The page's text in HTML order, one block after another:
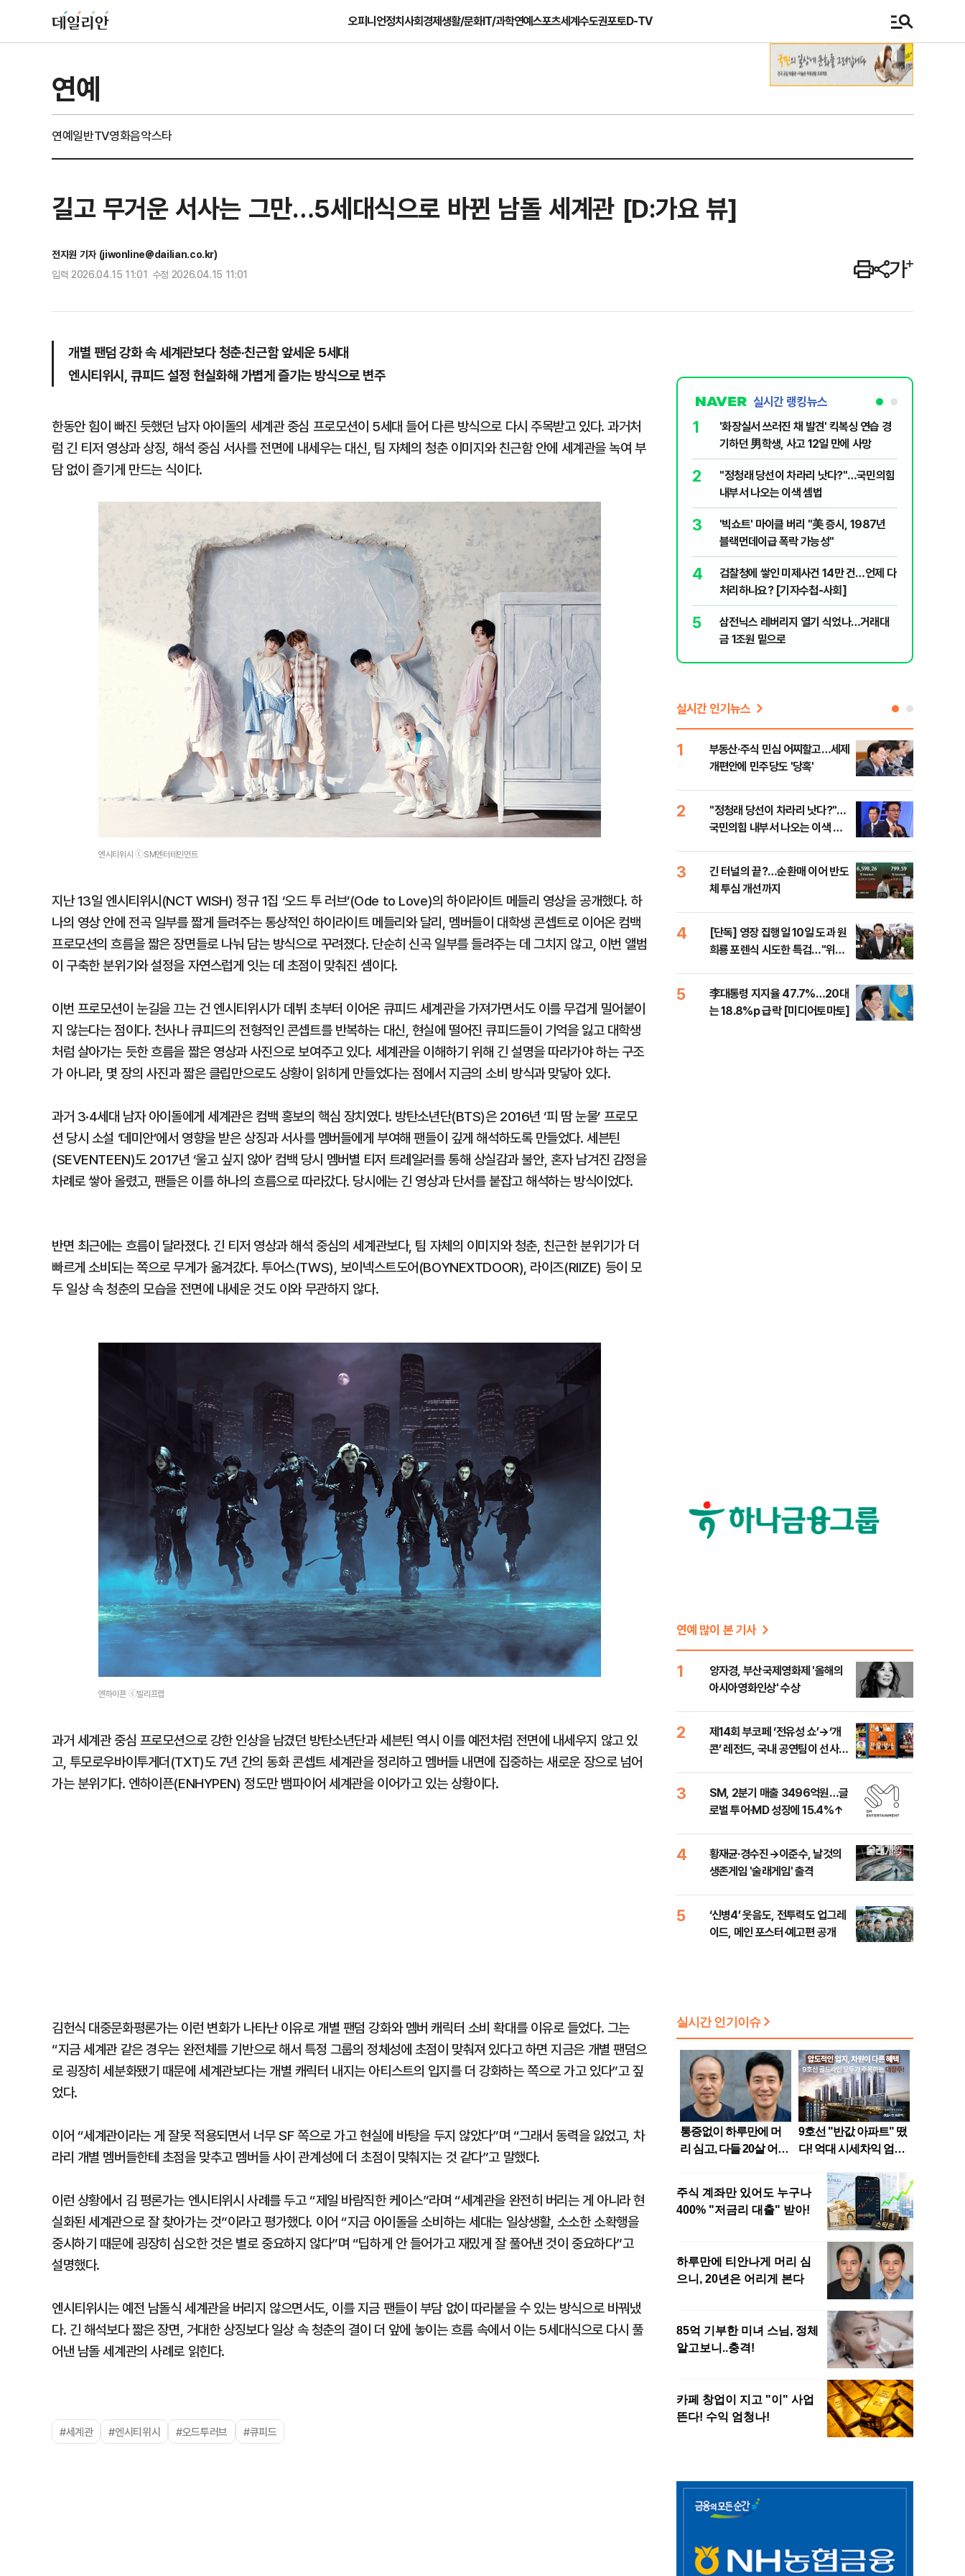
오피니언정치사회경제생활/문화IT/과학연예스포츠세계수도권포토D-TV
연예
연예일반TV영화음악스타
길고 무거운 서사는 그만…5세대식으로 바뀐 남돌 세계관 [D:가요 뷰]
전지원 기자 (jiwonline@dailian.co.kr)
입력 2026.04.15 11:01 수정 2026.04.15 11:01
개별 팬덤 강화 속 세계관보다 청춘·친근함 앞세운 5세대
엔시티위시, 큐피드 설정 현실화해 가볍게 즐기는 방식으로 변주
한동안 힘이 빠진 듯했던 남자 아이돌의 세계관 중심 프로모션이 5세대 들어 다른 방식으로 다시 주목받고 있다. 과거처
럼 긴 티저 영상과 상징, 해석 중심 서사를 전면에 내세우는 대신, 팀 자체의 청춘 이미지와 친근함 안에 세계관을 녹여 부
담 없이 즐기게 만드는 식이다.
엔시티위시 ⓒSM엔터테인먼트
지난 13일 엔시티위시(NCT WISH) 정규 1집 ‘오드 투 러브’(Ode to Love)의 하이라이트 메들리 영상을 공개했다. 하
나의 영상 안에 전곡 일부를 짧게 들려주는 통상적인 하이라이트 메들리와 달리, 멤버들이 대학생 콘셉트로 이어온 컴백
프로모션의 흐름을 짧은 장면들로 나눠 담는 방식으로 꾸려졌다. 단순히 신곡 일부를 들려주는 데 그치지 않고, 이번 앨범
이 구축한 분위기와 설정을 자연스럽게 잇는 데 초점이 맞춰진 셈이다.
이번 프로모션이 눈길을 끄는 건 엔시티위시가 데뷔 초부터 이어온 큐피드 세계관을 가져가면서도 이를 무겁게 밀어붙이
지 않는다는 점이다. 천사나 큐피드의 전형적인 콘셉트를 반복하는 대신, 현실에 떨어진 큐피드들이 기억을 잃고 대학생
처럼 살아가는 듯한 흐름을 짧은 영상과 사진으로 보여주고 있다. 세계관을 이해하기 위해 긴 설명을 따라가야 하는 구조
가 아니라, 몇 장의 사진과 짧은 클립만으로도 상황이 읽히게 만들었다는 점에서 지금의 소비 방식과 맞닿아 있다.
과거 3·4세대 남자 아이돌에게 세계관은 컴백 홍보의 핵심 장치였다. 방탄소년단(BTS)은 2016년 ‘피 땀 눈물’ 프로모
션 당시 소설 ‘데미안’에서 영향을 받은 상징과 서사를 멤버들에게 부여해 팬들이 깊게 해석하도록 만들었다. 세븐틴
(SEVENTEEN)도 2017년 ‘울고 싶지 않아’ 컴백 당시 멤버별 티저 트레일러를 통해 상실감과 불안, 혼자 남겨진 감정을
차례로 쌓아 올렸고, 팬들은 이를 하나의 흐름으로 따라갔다. 당시에는 긴 영상과 단서를 붙잡고 해석하는 방식이었다.
반면 최근에는 흐름이 달라졌다. 긴 티저 영상과 해석 중심의 세계관보다, 팀 자체의 이미지와 청춘, 친근한 분위기가 더
빠르게 소비되는 쪽으로 무게가 옮겨갔다. 투어스(TWS), 보이넥스트도어(BOYNEXTDOOR), 라이즈(RIIZE) 등이 모
두 일상 속 청춘의 모습을 전면에 내세운 것도 이와 무관하지 않다.
엔하이픈 ⓒ빌리프랩
과거 세계관 중심 프로모션으로 강한 인상을 남겼던 방탄소년단과 세븐틴 역시 이를 예전처럼 전면에 내세우지 않고 있
고, 투모로우바이투게더(TXT)도 7년 간의 동화 콘셉트 세계관을 정리하고 멤버들 내면에 집중하는 새로운 장으로 넘어
가는 분위기다. 엔하이픈(ENHYPEN) 정도만 뱀파이어 세계관을 이어가고 있는 상황이다.
김헌식 대중문화평론가는 이런 변화가 나타난 이유로 개별 팬덤 강화와 멤버 캐릭터 소비 확대를 이유로 들었다. 그는
“지금 세계관 같은 경우는 완전체를 기반으로 해서 특정 그룹의 정체성에 초점이 맞춰져 있다고 하면 지금은 개별 팬덤으
로 굉장히 세분화됐기 때문에 세계관보다는 개별 캐릭터 내지는 아티스트의 입지를 더 강화하는 쪽으로 가고 있다”고 짚
었다.
이어 “세계관이라는 게 잘못 적용되면서 너무 SF 쪽으로 가고 현실에 바탕을 두지 않았다”며 “그래서 동력을 잃었고, 차
라리 개별 멤버들한테 초점을 맞추고 멤버들 사이 관계성에 더 초점이 맞춰지는 것 같다”고 말했다.
이런 상황에서 김 평론가는 엔시티위시 사례를 두고 “제일 바람직한 케이스”라며 “세계관을 완전히 버리는 게 아니라 현
실화된 세계관으로 잘 찾아가는 것”이라고 평가했다. 이어 “지금 아이돌을 소비하는 세대는 일상생활, 소소한 소확행을
중시하기 때문에 굉장히 심오한 것은 별로 중요하지 않다”며 “딥하게 안 들어가고 재밌게 잘 풀어낸 것이 중요하다”고
설명했다.
엔시티위시는 예전 남돌식 세계관을 버리지 않으면서도, 이를 지금 팬들이 부담 없이 따라붙을 수 있는 방식으로 바꿔냈
다. 긴 해석보다 짧은 장면, 거대한 상징보다 일상 속 청춘의 결이 더 앞에 놓이는 흐름 속에서 이는 5세대식으로 다시 풀
어낸 남돌 세계관의 사례로 읽힌다.
#세계관 #엔시티위시 #오드투러브 #큐피드
실시간 랭킹뉴스
1
'화장실서 쓰러진 채 발견' 킥복싱 연습 경
기하던 男학생, 사고 12일 만에 사망
2
​"정청래 당선이 차라리 낫다?"…국민의힘
내부서 나오는 이색 셈법
3
'빅쇼트' 마이클 버리 "美 증시, 1987년
블랙먼데이급 폭락 가능성"
4
검찰청에 쌓인 미제사건 14만 건…언제 다
처리하나요? [기자수첩-사회]
5
삼전닉스 레버리지 열기 식었나…거래대
금 1조원 밑으로
실시간 인기뉴스
1
부동산·주식 민심 어찌할고…세제
개편안에 민주당도 '당혹'
2
​"정청래 당선이 차라리 낫다?"…
국민의힘 내부서 나오는 이색 셈
3
긴 터널의 끝?…순환매 이어 반도
체 투심 개선까지
4
[단독] 영장 집행일 10일 도과 원
희룡 포렌식 시도한 특검…"위법
5
李대통령 지지율 47.7%…20대
는 18.8%p 급락 [미디어토마토]
연예 많이 본 기사
1
양자경, 부산국제영화제 '올해의
아시아영화인상' 수상
2
제14회 부코페 ‘전유성 쇼’→‘개
콘’ 레전드, 국내 공연팀이 선사할
3
SM, 2분기 매출 3496억원…글
로벌 투어·MD 성장에 15.4%↑
4
황재균·경수진→이준수, 날것의
생존게임 '술래게임' 출격
5
‘신병4’ 웃음도, 전투력도 업그레
이드, 메인 포스터·예고편 공개